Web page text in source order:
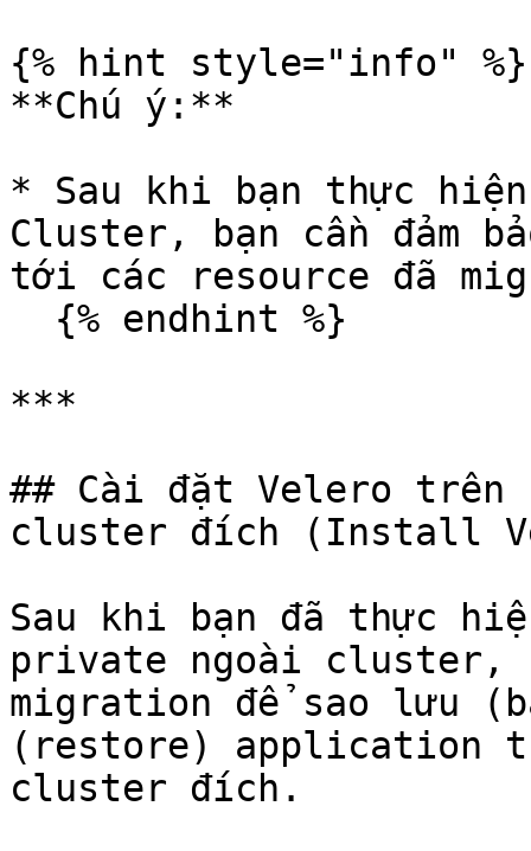
{% hint style="info" %}
**Chú ý:**
* Sau khi bạn thực
Cluster, bạn cần đảm
tới các resource đã
***
## Cài đặt Velero trên
cluster đích (Install
Sau khi bạn đã thực
private ngoài cluster,
migration để sao lưu
(restore) application
cluster đích.